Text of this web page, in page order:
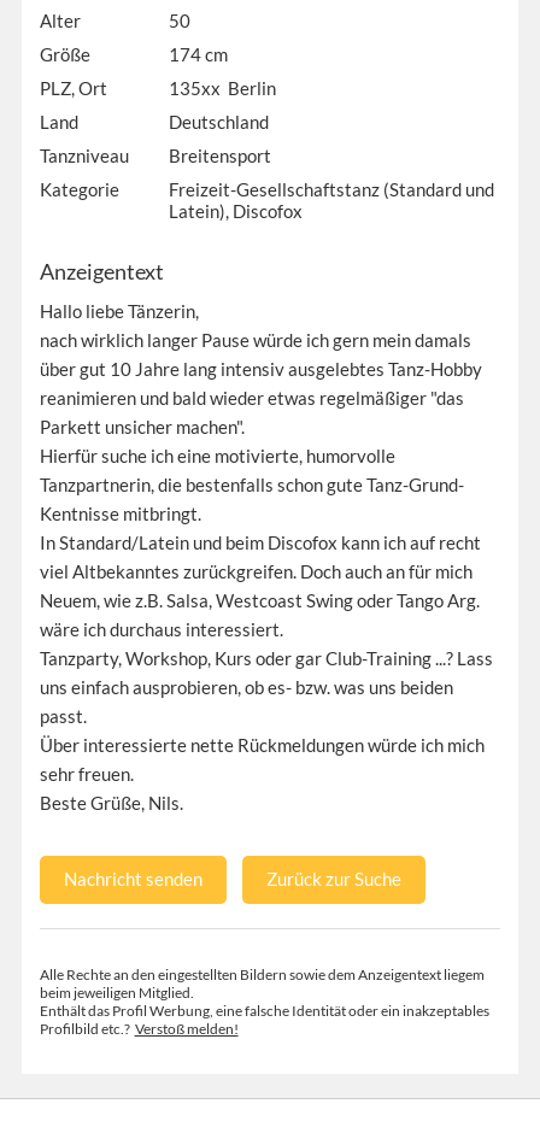
Alter
50
Größe
174 cm
PLZ, Ort
135xx Berlin
Land
Deutschland
Tanzniveau
Breitensport
Kategorie
Freizeit-Gesellschaftstanz (Standard und
Latein), Discofox
Anzeigentext
Hallo liebe Tänzerin,
nach wirklich langer Pause würde ich gern mein damals
über gut 10 Jahre lang intensiv ausgelebtes Tanz-Hobby
reanimieren und bald wieder etwas regelmäßiger "das
Parkett unsicher machen".
Hierfür suche ich eine motivierte, humorvolle
Tanzpartnerin, die bestenfalls schon gute Tanz-Grund-
Kentnisse mitbringt.
In Standard/Latein und beim Discofox kann ich auf recht
viel Altbekanntes zurückgreifen. Doch auch an für mich
Neuem, wie z.B. Salsa, Westcoast Swing oder Tango Arg.
wäre ich durchaus interessiert.
Tanzparty, Workshop, Kurs oder gar Club-Training ...? Lass
uns einfach ausprobieren, ob es- bzw. was uns beiden
passt.
Über interessierte nette Rückmeldungen würde ich mich
sehr freuen.
Beste Grüße, Nils.
Nachricht senden Zurück zur Suche
Alle Rechte an den eingestellten Bildern sowie dem Anzeigentext liegem
beim jeweiligen Mitglied.
Enthält das Profil Werbung, eine falsche Identität oder ein inakzeptables
Profilbild etc.? Verstoß melden!